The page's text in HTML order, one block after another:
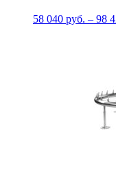
58 040 руб. – 98